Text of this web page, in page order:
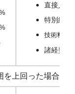
直接人件
特別経
技術料等
諸経
上回った場合は